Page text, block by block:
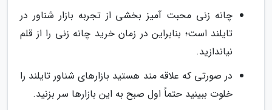
چانه زنی محبت آمیز بخشی از تجربه بازار شناور در
تایلند است؛ بنابراین در زمان خرید چانه زنی را از قلم
نیاندازید.
در صورتی که علاقه مند هستید بازارهای شناور تایلند را
خلوت ببینید حتماً اول صبح به این بازارها سر بزنید.